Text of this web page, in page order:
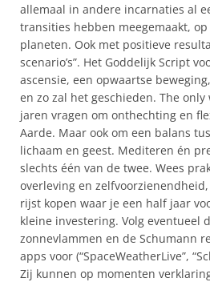
allemaal in andere incarnaties al
transities hebben meegemaakt,
planeten. Ook met positieve
scenario’s”. Het Goddelijk Script
ascensie, een opwaartse
en zo zal het geschieden. The only
jaren vragen om onthechting en
Aarde. Maar ook om een balans
lichaam en geest. Mediteren én
slechts één van de twee. Wees
overleving en
rijst kopen waar je een half jaar
kleine investering. Volg eventueel
zonnevlammen en de Schumann
apps voor (“SpaceWeatherLive”,
Zij kunnen op momenten